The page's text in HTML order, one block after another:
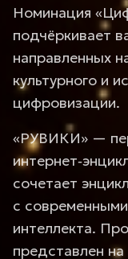
Номинация
подчёркивает
направленных
культурного и
цифровизации.
«РУВИКИ» —
сочетает
с
интеллекта.
представлен